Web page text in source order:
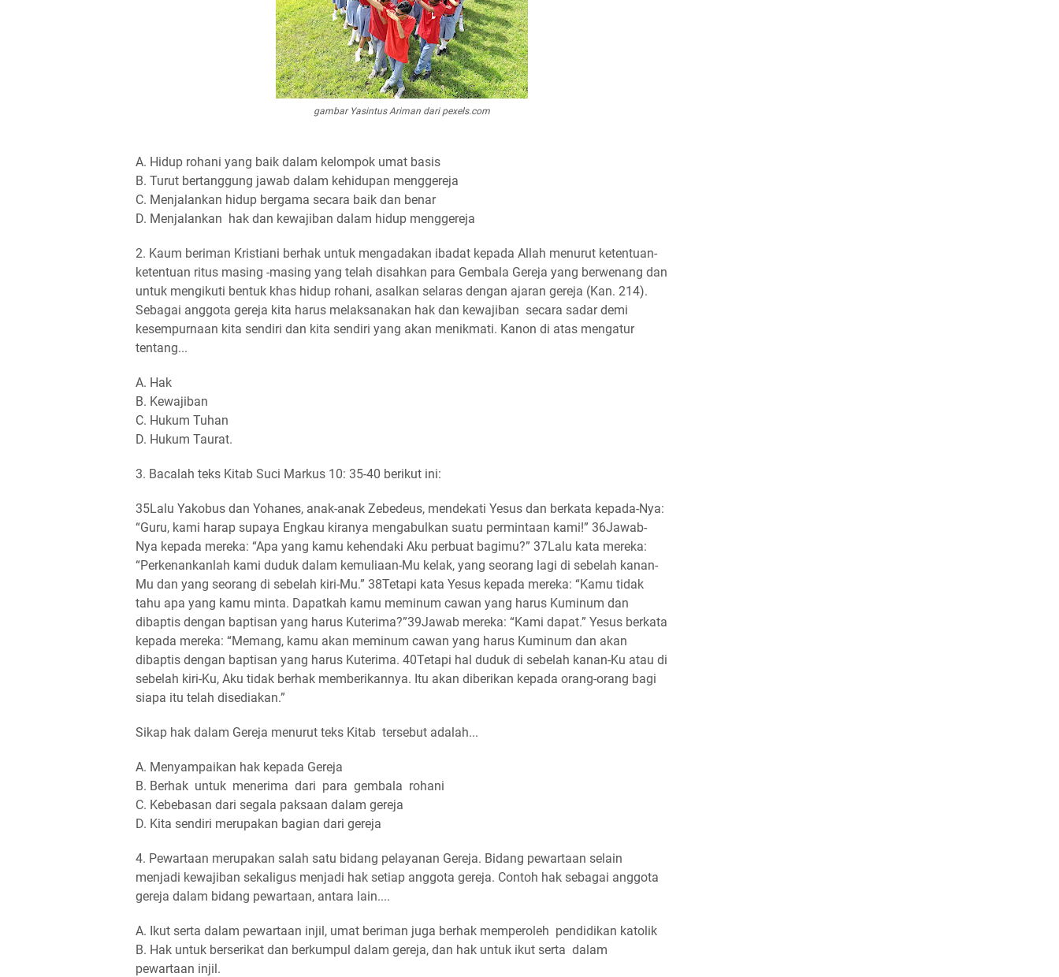
gambar Yasintus Ariman dari pexels.com
A. Hidup rohani yang baik dalam kelompok umat basis
B. Turut bertanggung jawab dalam kehidupan menggereja
C. Menjalankan hidup bergama secara baik dan benar
D. Menjalankan hak dan kewajiban dalam hidup menggereja
2. Kaum beriman Kristiani berhak untuk mengadakan ibadat kepada Allah menurut ketentuan-
ketentuan ritus masing -masing yang telah disahkan para Gembala Gereja yang berwenang dan
untuk mengikuti bentuk khas hidup rohani, asalkan selaras dengan ajaran gereja (Kan. 214).
Sebagai anggota gereja kita harus melaksanakan hak dan kewajiban secara sadar demi
kesempurnaan kita sendiri dan kita sendiri yang akan menikmati. Kanon di atas mengatur
tentang...
A. Hak
B. Kewajiban
C. Hukum Tuhan
D. Hukum Taurat.
3. Bacalah teks Kitab Suci Markus 10: 35-40 berikut ini:
35Lalu Yakobus dan Yohanes, anak-anak Zebedeus, mendekati Yesus dan berkata kepada-Nya:
“Guru, kami harap supaya Engkau kiranya mengabulkan suatu permintaan kami!” 36Jawab-
Nya kepada mereka: “Apa yang kamu kehendaki Aku perbuat bagimu?” 37Lalu kata mereka:
“Perkenankanlah kami duduk dalam kemuliaan-Mu kelak, yang seorang lagi di sebelah kanan-
Mu dan yang seorang di sebelah kiri-Mu.” 38Tetapi kata Yesus kepada mereka: “Kamu tidak
tahu apa yang kamu minta. Dapatkah kamu meminum cawan yang harus Kuminum dan
dibaptis dengan baptisan yang harus Kuterima?”39Jawab mereka: “Kami dapat.” Yesus berkata
kepada mereka: “Memang, kamu akan meminum cawan yang harus Kuminum dan akan
dibaptis dengan baptisan yang harus Kuterima. 40Tetapi hal duduk di sebelah kanan-Ku atau di
sebelah kiri-Ku, Aku tidak berhak memberikannya. Itu akan diberikan kepada orang-orang bagi
siapa itu telah disediakan.”
Sikap hak dalam Gereja menurut teks Kitab tersebut adalah...
A. Menyampaikan hak kepada Gereja
B. Berhak untuk menerima dari para gembala rohani
C. Kebebasan dari segala paksaan dalam gereja
D. Kita sendiri merupakan bagian dari gereja
4. Pewartaan merupakan salah satu bidang pelayanan Gereja. Bidang pewartaan selain
menjadi kewajiban sekaligus menjadi hak setiap anggota gereja. Contoh hak sebagai anggota
gereja dalam bidang pewartaan, antara lain....
A. Ikut serta dalam pewartaan injil, umat beriman juga berhak memperoleh pendidikan katolik
B. Hak untuk berserikat dan berkumpul dalam gereja, dan hak untuk ikut serta dalam
pewartaan injil.